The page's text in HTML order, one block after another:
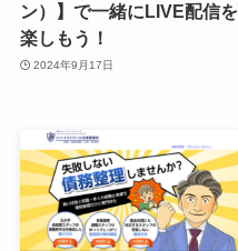
ン）】で一緒にLIVE配信を
楽しもう！
2024年9月17日